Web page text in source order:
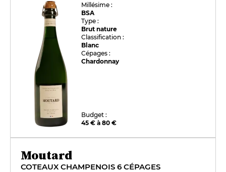
Millésime :
BSA
Type :
Brut nature
Classification :
Blanc
Cépages :
Chardonnay
Budget :
45 € à 80 €
Moutard
COTEAUX CHAMPENOIS 6 CÉPAGES